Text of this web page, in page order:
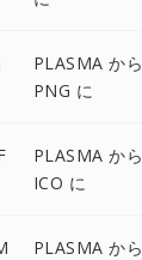
PLASMA から
PNG に
PLASMA から
ICO に
PLASMA から